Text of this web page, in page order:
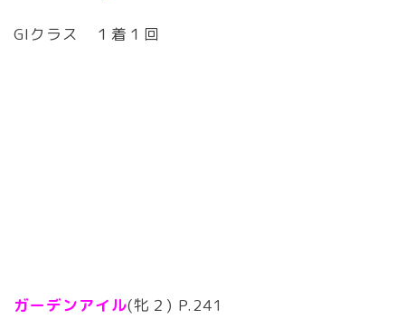
GIクラス １着１回
ガーデンアイル(牝２) P.241